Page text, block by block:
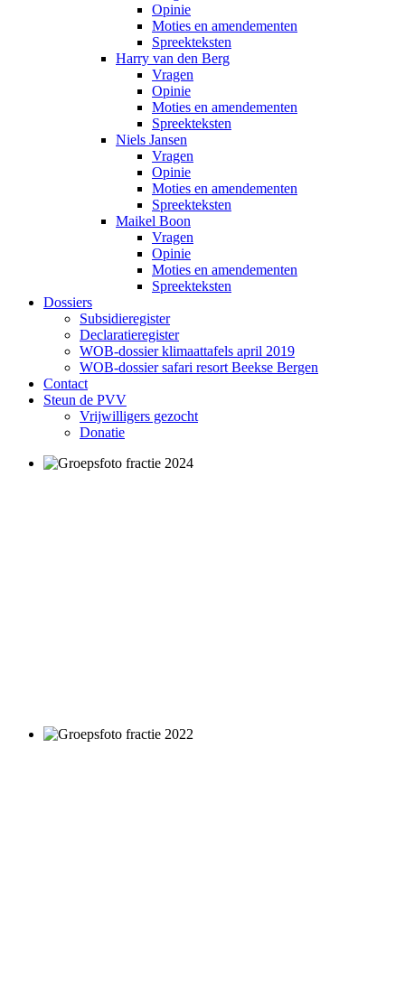
Opinie
Moties en amendementen
Spreekteksten
Harry van den Berg
Vragen
Opinie
Moties en amendementen
Spreekteksten
Niels Jansen
Vragen
Opinie
Moties en amendementen
Spreekteksten
Maikel Boon
Vragen
Opinie
Moties en amendementen
Spreekteksten
Dossiers
Subsidieregister
Declaratieregister
WOB-dossier klimaattafels april 2019
WOB-dossier safari resort Beekse Bergen
Contact
Steun de PVV
Vrijwilligers gezocht
Donatie